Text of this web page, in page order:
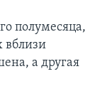
полумесяца,
вблизи
а другая